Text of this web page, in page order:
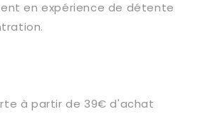
en expérience de détente
à partir de 39€ d'achat